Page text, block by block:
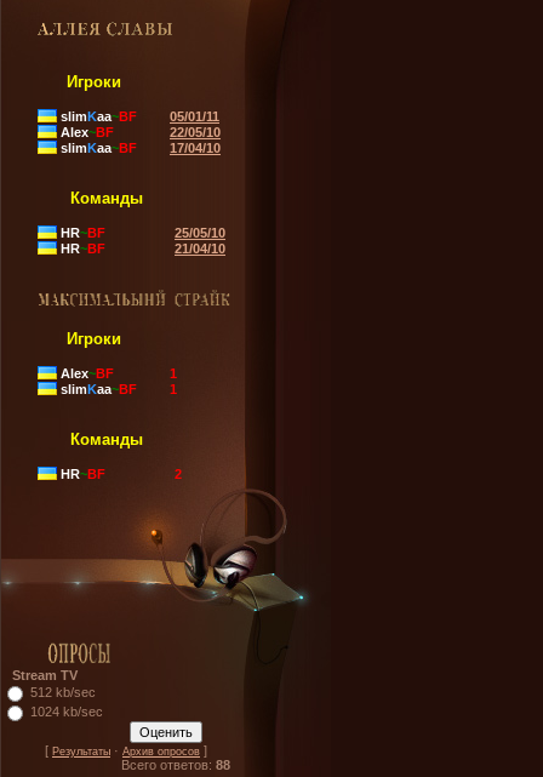
Игроки
slimKaa~BF
05/01/11
Alex~BF
22/05/10
slimKaa~BF 17/04/10
Команды
HR~BF
25/05/10
HR~BF 21/04/10
Игроки
Alex~BF
1
slimKaa~BF 1
Команды
HR~BF 2
Stream TV
512 kb/sec
1024 kb/sec
[ Результаты · Архив опросов ]
Всего ответов: 88